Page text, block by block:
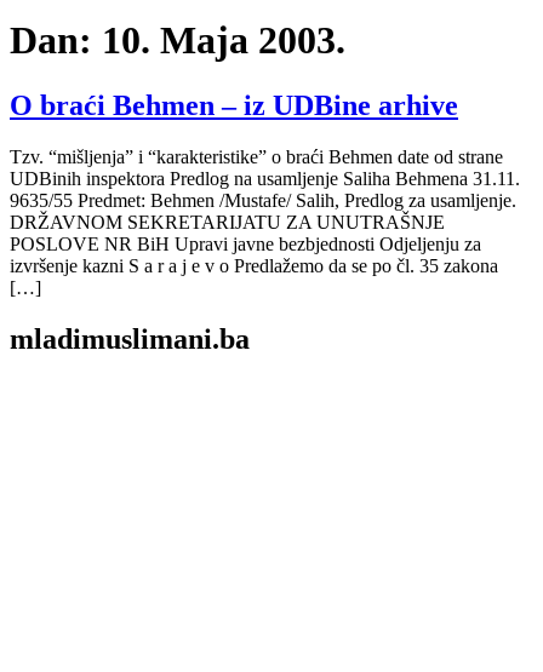
Dan: 10. Maja 2003.
O braći Behmen – iz UDBine arhive
Tzv. “mišljenja” i “karakteristike” o braći Behmen date od strane
UDBinih inspektora Predlog na usamljenje Saliha Behmena 31.11.
9635/55 Predmet: Behmen /Mustafe/ Salih, Predlog za usamljenje.
DRŽAVNOM SEKRETARIJATU ZA UNUTRAŠNJE
POSLOVE NR BiH Upravi javne bezbjednosti Odjeljenju za
izvršenje kazni S a r a j e v o Predlažemo da se po čl. 35 zakona
[…]
mladimuslimani.ba